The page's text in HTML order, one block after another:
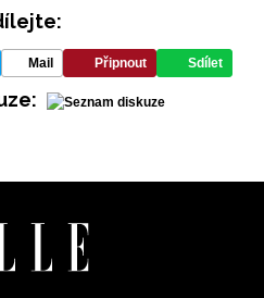
Mail Připnout Sdílet